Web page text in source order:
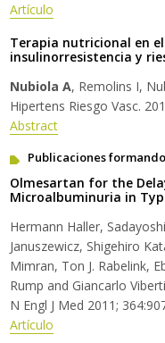
Artículo
Terapia nutricional en
insulinorresistencia y
Nubiola A, Remolins I,
Hipertens Riesgo Vasc.
Abstract
Publicaciones
Olmesartan for the
Microalbuminuria in
Hermann Haller,
Januszewicz, Shigehiro
Mimran, Ton J. Rabelink,
Rump and Giancarlo
N Engl J Med 2011;
Artículo